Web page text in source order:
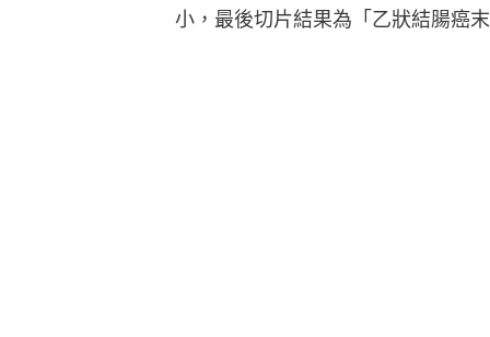
小，最後切片結果為「乙狀結腸癌